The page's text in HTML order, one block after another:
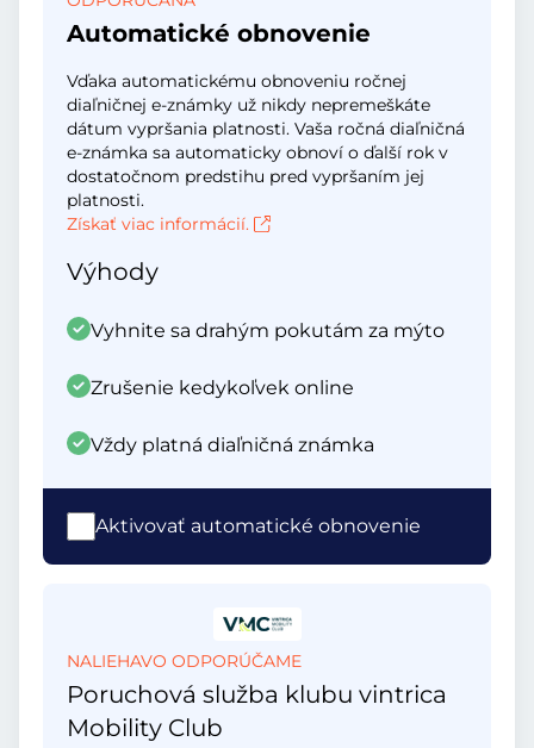
Automatické obnovenie
Vďaka automatickému obnoveniu ročnej
diaľničnej e-známky už nikdy nepremeškáte
dátum vypršania platnosti. Vaša ročná diaľničná
e-známka sa automaticky obnoví o ďalší rok v
dostatočnom predstihu pred vypršaním jej
platnosti.
Získať viac informácií.
Výhody
Vyhnite sa drahým pokutám za mýto
Zrušenie kedykoľvek online
Vždy platná diaľničná známka
Aktivovať automatické obnovenie
NALIEHAVO ODPORÚČAME
Poruchová služba klubu vintrica
Mobility Club